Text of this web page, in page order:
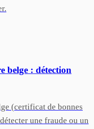
belge : détection
(certificat de bonnes
une fraude ou un